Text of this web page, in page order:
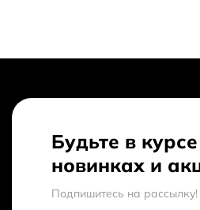
Будьте в
новинках и
Подпишитесь на рассылкy!